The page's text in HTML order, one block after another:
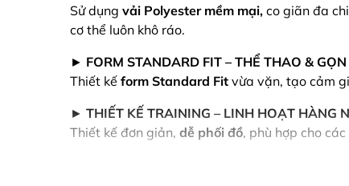
Sử dụng vải Polyester mềm mại, co giãn đa
cơ thể luôn khô ráo.
► FORM STANDARD FIT – THỂ THAO &
Thiết kế form Standard Fit vừa vặn, tạo cảm
► THIẾT KẾ TRAINING – LINH HOẠT HÀNG
Thiết kế đơn giản, dễ phối đồ, phù hợp cho